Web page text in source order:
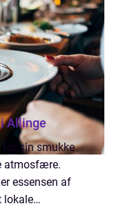
Allinge
for sin smukke
atmosfære.
essensen af
lokale